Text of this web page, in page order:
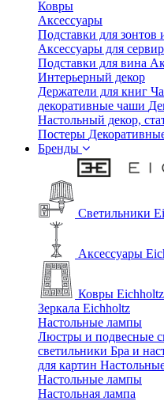
Ковры
Аксессуары
Подставки для
Аксессуары для
Подставки для вина
Интерьерный декор
Держатели для книг
декоративные чаши
Настольный декор,
Постеры
Бренды
Светильники
Аксессуары
Ковры Eichholtz
Зеркала Eichholtz
Настольные лампы
Люстры и подвесные
светильники Бра и
для картин
Настольные лампы
Настольная лампа